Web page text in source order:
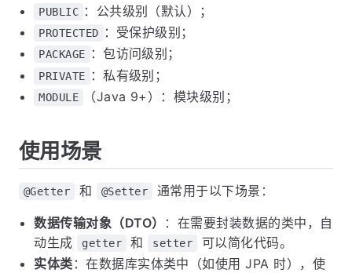
PUBLIC ：公共级别（默认）；
PROTECTED ：受保护级别；
PACKAGE ：包访问级别；
PRIVATE ：私有级别；
MODULE （Java 9+）：模块级别；
使用场景
@Getter 和 @Setter 通常用于以下场景：
数据传输对象（DTO）
：在需要封装数据的类中，自
动生成
getter 和 setter
可以简化代码。
实体类 ：在数据库实体类中（如使用 JPA 时），使